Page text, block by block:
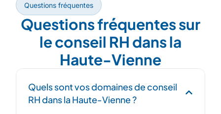
Questions fréquentes
Questions fréquentes sur
le conseil RH dans la
Haute-Vienne
Quels sont vos domaines de conseil
RH dans la Haute-Vienne ?